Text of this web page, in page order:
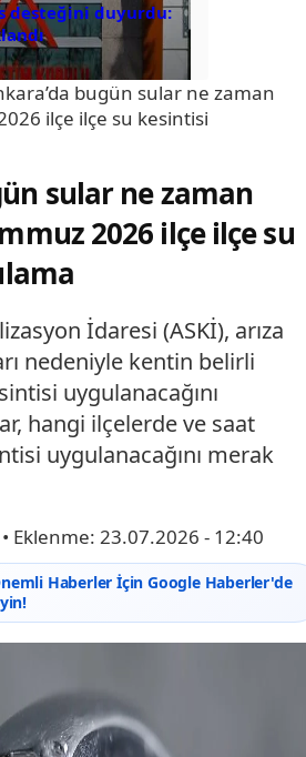
desteğini duyurdu:
bugün sular ne zaman
ilçe ilçe su kesintisi
sular ne zaman
2026 ilçe ilçe su
İdaresi (ASKİ), arıza
nedeniyle kentin belirli
uygulanacağını
hangi ilçelerde ve saat
uygulanacağını merak
• Eklenme: 23.07.2026 - 12:40
Haberler İçin Google Haberler'de